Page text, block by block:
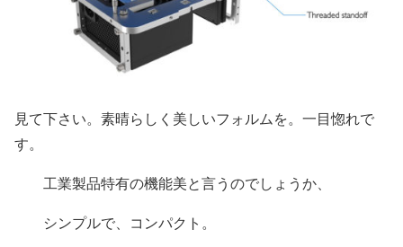
見て下さい。素晴らしく美しいフォルムを。一目惚れで
す。
工業製品特有の機能美と言うのでしょうか、
シンプルで、コンパクト。